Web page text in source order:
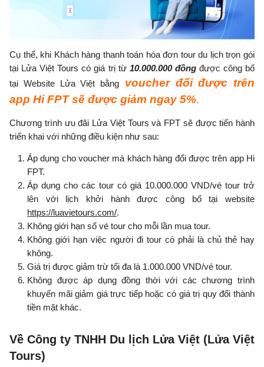
Cụ thể, khi Khách hàng thanh toán hóa đơn tour du lịch trọn gói
tại Lửa Việt Tours có giá trị từ 10.000.000 đồngđược công bố
tại Website Lửa Việt bằng
voucher đổi được trên
app Hi FPT sẽ được giảm ngay 5%.
Chương trình ưu đãi Lửa Việt Tours và FPT sẽ được tiến hành
triển khai với những điều kiện như sau:
Áp dụng cho voucher mà khách hàng đổi được trên app Hi
FPT.
Áp dụng cho các tour có giá 10.000.000 VND/vé tour trở
lên với lịch khởi hành được công bố tại website
https://luavietours.com/.
Không giới hạn số vé tour cho mỗi lần mua tour.
Không giới hạn việc người đi tour có phải là chủ thẻ hay
không.
Giá trị được giảm trừ tối đa là 1.000.000 VND/vé tour.
Không được áp dụng đồng thời với các chương trình
khuyến mãi giảm giá trực tiếp hoặc có giá trị quy đổi thành
tiền mặt khác.
Về Công ty TNHH Du lịch Lửa Việt (Lửa Việt
Tours)